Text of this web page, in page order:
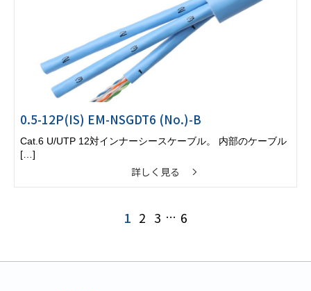
0.5-12P(IS) EM-NSGDT6 (No.)-B
Cat.6 U/UTP 12対インナーシースケーブル。 内部のケーブル
[…]
詳しく見る
1 2 3 … 6